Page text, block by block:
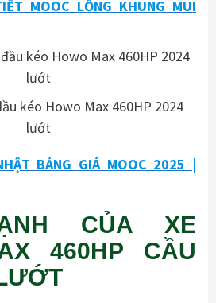
MOOC LỒNG KHUNG MUI
kéo Howo Max 460HP 2024
lướt
BẢNG GIÁ MOOC 2025 |
CỦA XE
460HP CẦU